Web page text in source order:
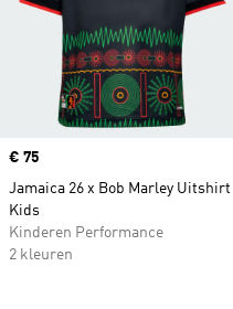
Price
€ 75
Jamaica 26 x Bob Marley Uitshirt
Kids
Kinderen Performance
2 kleuren